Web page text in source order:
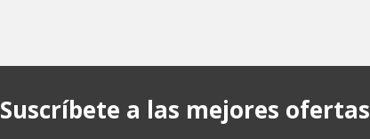
Suscríbete a las mejores ofertas